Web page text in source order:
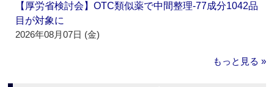
【厚労省検討会】OTC類似薬で中間整理‐77成分1042品
目が対象に
2026年08月07日 (金)
もっと見る »